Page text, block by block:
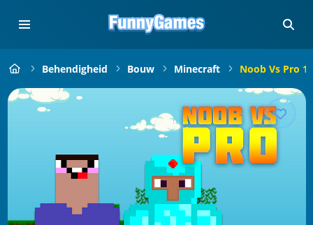
Behendigheid Bouw Minecraft Noob Vs Pro 1